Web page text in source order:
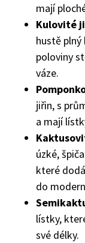
mají
Kulovité
hustě
poloviny
váze.
jiřin, s
a mají
úzké,
které
do
lístky,
své délky.